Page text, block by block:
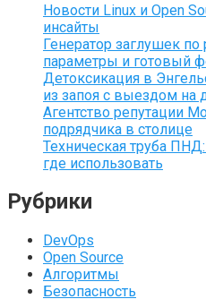
Новости Linux и Open
инсайты
Генератор заглушек
параметры и готовый
Детоксикация в
из запоя с выездом на
Агентство репутации
подрядчика в столице
Техническая труба
где использовать
Рубрики
DevOps
Open Source
Алгоритмы
Безопасность